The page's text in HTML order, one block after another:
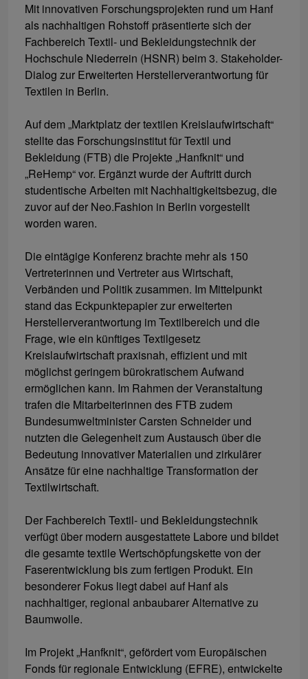
Mit innovativen Forschungsprojekten rund um Hanf
als nachhaltigen Rohstoff präsentierte sich der
Fachbereich Textil- und Bekleidungstechnik der
Hochschule Niederrein (HSNR) beim 3. Stakeholder-
Dialog zur Erweiterten Herstellerverantwortung für
Textilen in Berlin.
Auf dem „Marktplatz der textilen Kreislaufwirtschaft“
stellte das Forschungsinstitut für Textil und
Bekleidung (FTB) die Projekte „Hanfknit“ und
„ReHemp“ vor. Ergänzt wurde der Auftritt durch
studentische Arbeiten mit Nachhaltigkeitsbezug, die
zuvor auf der Neo.Fashion in Berlin vorgestellt
worden waren.
Die eintägige Konferenz brachte mehr als 150
Vertreterinnen und Vertreter aus Wirtschaft,
Verbänden und Politik zusammen. Im Mittelpunkt
stand das Eckpunktepapier zur erweiterten
Herstellerverantwortung im Textilbereich und die
Frage, wie ein künftiges Textilgesetz
Kreislaufwirtschaft praxisnah, effizient und mit
möglichst geringem bürokratischem Aufwand
ermöglichen kann. Im Rahmen der Veranstaltung
trafen die Mitarbeiterinnen des FTB zudem
Bundesumweltminister Carsten Schneider und
nutzten die Gelegenheit zum Austausch über die
Bedeutung innovativer Materialien und zirkulärer
Ansätze für eine nachhaltige Transformation der
Textilwirtschaft.
Der Fachbereich Textil- und Bekleidungstechnik
verfügt über modern ausgestattete Labore und bildet
die gesamte textile Wertschöpfungskette von der
Faserentwicklung bis zum fertigen Produkt. Ein
besonderer Fokus liegt dabei auf Hanf als
nachhaltiger, regional anbaubarer Alternative zu
Baumwolle.
Im Projekt „Hanfknit“, gefördert vom Europäischen
Fonds für regionale Entwicklung (EFRE), entwickelte